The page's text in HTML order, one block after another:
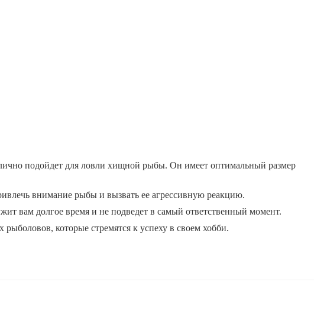
подойдет для ловли хищной рыбы. Он имеет оптимальный размер
внимание рыбы и вызвать ее агрессивную реакцию.
вам долгое время и не подведет в самый ответственный момент.
которые стремятся к успеху в своем хобби.